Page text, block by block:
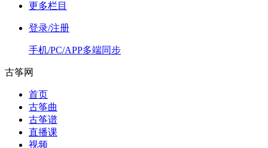
更多栏目
登录/注册
手机/PC/APP多端同步
古筝网
首页
古筝曲
古筝谱
直播课
视频